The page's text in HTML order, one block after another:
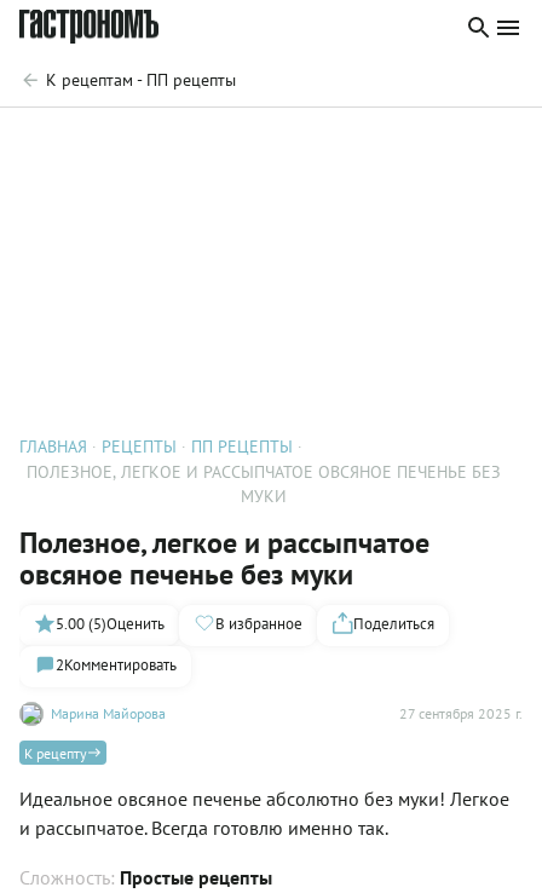
К рецептам - ПП рецепты
ГЛАВНАЯ РЕЦЕПТЫ
ПП РЕЦЕПТЫ
ПОЛЕЗНОЕ, ЛЕГКОЕ И РАССЫПЧАТОЕ ОВСЯНОЕ ПЕЧЕНЬЕ БЕЗ
МУКИ
Полезное, легкое и рассыпчатое
овсяное печенье без муки
Марина Майорова 27 сентября 2025 г.
5.00 (5)Оценить В избранное
Поделиться
2Комментировать
К рецепту
Идеальное овсяное печенье абсолютно без муки! Легкое
и рассыпчатое. Всегда готовлю именно так.
Сложность: Простые рецепты